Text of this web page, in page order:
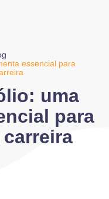
essencial para
uma
para